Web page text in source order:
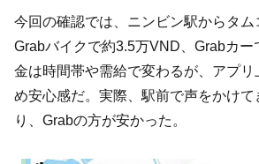
今回の確認では、ニンビン駅からタ
Grabバイクで約3.5万VND、Grabカ
金は時間帯や需給で変わるが、アプリ
め安心感だ。実際、駅前で声をかけて
り、Grabの方が安かった。